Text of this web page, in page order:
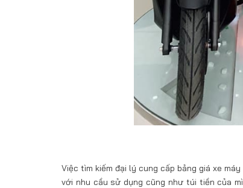
Việc tìm kiếm đại lý cung cấp bảng giá xe
với nhu cầu sử dụng cũng như túi tiền của